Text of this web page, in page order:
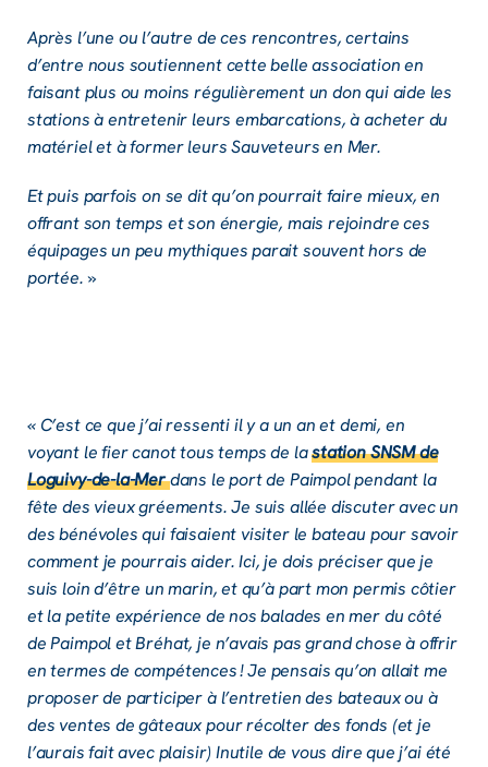
Après l’une ou l’autre de ces rencontres, certains
d’entre nous soutiennent cette belle asso­cia­tion en
faisant plus ou moins régu­liè­re­ment un don qui aide les
stations à entre­te­nir leurs embar­ca­tions, à ache­ter du
maté­riel et à former leurs Sauve­teurs en Mer.
Et puis parfois on se dit qu’on pour­rait faire mieux, en
offrant son temps et son éner­gie, mais rejoindre ces
équi­pages un peu mythiques parait souvent hors de
portée. »
« C’est ce que j’ai ressenti il y a un an et demi, en
voyant le fier canot tous temps de lastation SNSM de
Loguivy-de-la-Merdans le port de Paim­pol pendant la
fête des vieux grée­ments. Je suis allée discu­ter avec un
des béné­voles qui faisaient visi­ter le bateau pour savoir
comment je pour­rais aider. Ici, je dois préci­ser que je
suis loin d’être un marin, et qu’à part mon permis côtier
et la petite expé­rience de nos balades en mer du côté
de Paim­pol et Bréhat, je n’avais pas grand chose à offrir
en termes de compé­tences ! Je pensais qu’on allait me
propo­ser de parti­ci­per à l’en­tre­tien des bateaux ou à
des ventes de gâteaux pour récol­ter des fonds (et je
l’au­rais fait avec plai­sir) Inutile de vous dire que j’ai été